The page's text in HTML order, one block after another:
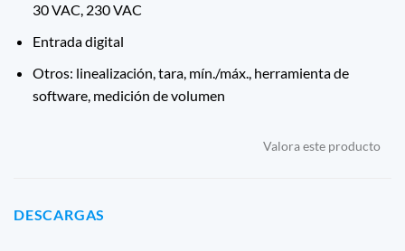
30 VAC, 230 VAC
Entrada digital
Otros: linealización, tara, mín./máx., herramienta de
software, medición de volumen
Valora este producto
DESCARGAS